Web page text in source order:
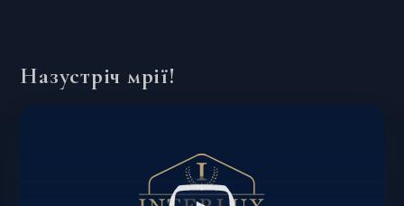
Назустріч мрії!